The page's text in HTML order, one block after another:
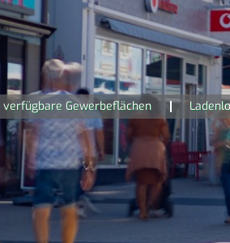
verfügbare Gewerbeflächen